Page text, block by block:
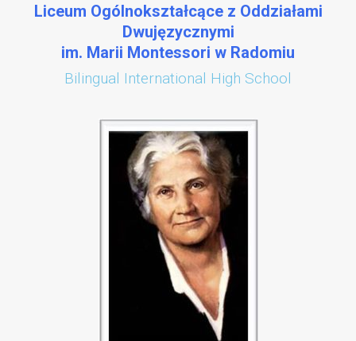
Liceum Ogólnokształcące z Oddziałami
Dwujęzycznymi
im. Marii Montessori w Radomiu
Bilingual International High School